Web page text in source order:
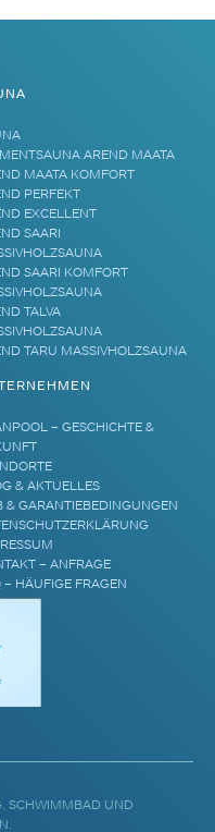
AREND MAATA
MAATA KOMFORT
PERFEKT
EXCELLENT
SAARI
SAARI KOMFORT
TALVA
TARU MASSIVHOLZSAUNA
– GESCHICHTE &
& AKTUELLES
& GARANTIEBEDINGUNGEN
– ANFRAGE
– HÄUFIGE FRAGEN
SCHWIMMBAD UND